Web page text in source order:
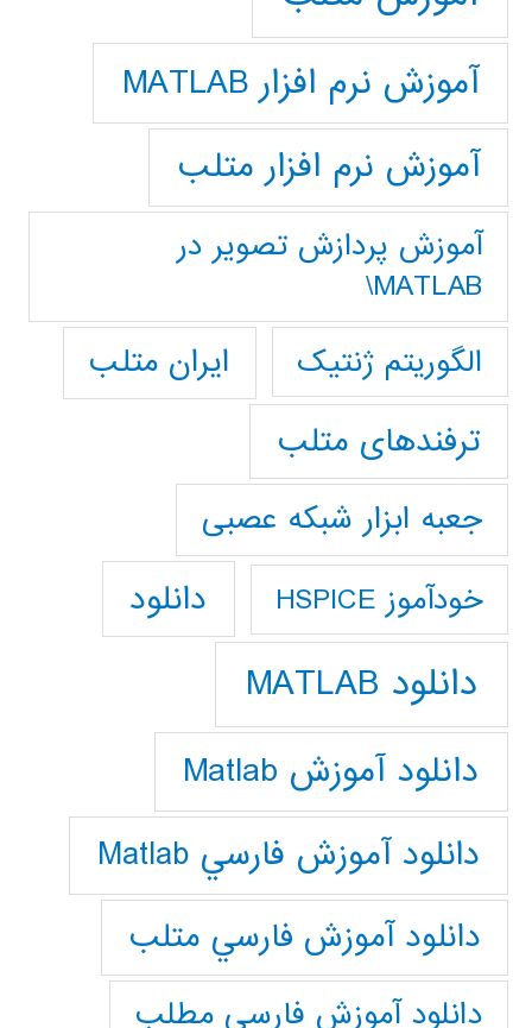
آموزش نرم افزار MATLAB
آموزش نرم افزار متلب
آموزش پردازش تصوير در
MATLAB\
الگوریتم ژنتیک
ایران متلب
ترفندهای متلب
جعبه ابزار شبکه عصبی
خودآموز HSPICE دانلود
دانلود MATLAB
دانلود آموزش Matlab
دانلود آموزش فارسي Matlab
دانلود آموزش فارسي متلب
دانلود آموزش فارسي مطلب